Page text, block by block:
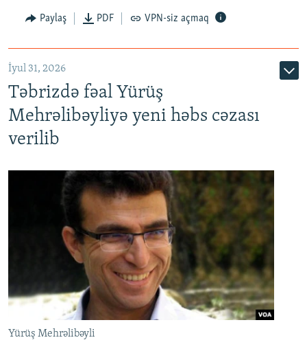
Paylaş PDF VPN-siz açmaq
İyul 31, 2026
Təbrizdə fəal Yürüş
Mehrəlibəyliyə yeni həbs cəzası
verilib
Yürüş Mehrəlibəyli